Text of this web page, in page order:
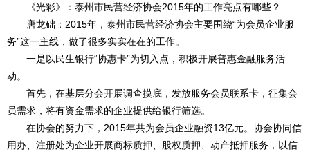
《光彩》：泰州市民营经济协会2015年的工作亮点有哪些？
唐龙础：2015年，泰州市民营经济协会主要围绕“为会员企业服
务”这一主线，做了很多实实在在的工作。
一是以民生银行“协惠卡”为切入点，积极开展普惠金融服务活
动。
首先，在基层分会开展调查摸底，发放服务会员联系卡，征集会
员需求，将有资金需求的企业提供给银行筛选。
在协会的努力下，2015年共为会员企业融资13亿元。协会协同信
用办、注册处为企业开展商标质押、股权质押、动产抵押服务，以信